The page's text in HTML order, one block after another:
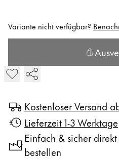
Corporate Culture
Design
Verantwortung
Pioniergeist
Karriere
Singapore
English
中文
ไทย
Vietnam
Tiếng Việt
Variante nicht verfügbar?
LP 1.5 Lederetui für
Der Button „In den
Kostenloser Versand
Lieferzeit 1-3 Werktage
Einfach & sicher
bestellen